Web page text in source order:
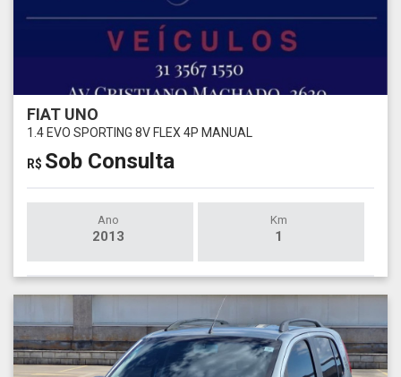
FIAT UNO
1.4 EVO SPORTING 8V FLEX 4P MANUAL
R$ Sob Consulta
Ano
2013
Km
1